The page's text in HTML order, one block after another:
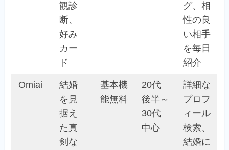
観診
断、
好み
カー
ド
グ、相
性の良
い相手
を毎日
紹介
Omiai
結婚
を見
据え
た真
剣な
基本機
能無料
20代
後半～
30代
中心
詳細な
プロフ
ィール
検索、
結婚に